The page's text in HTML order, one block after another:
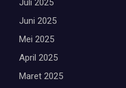
Juli 2025
Juni 2025
Mei 2025
April 2025
Maret 2025